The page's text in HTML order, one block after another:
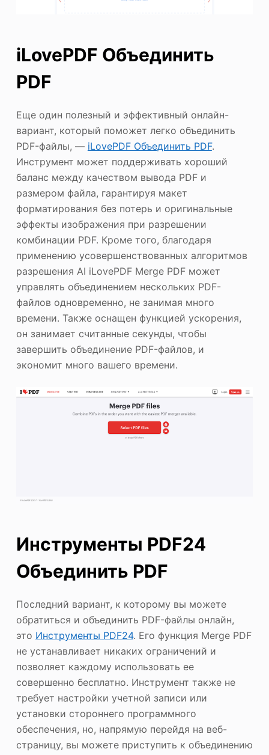
iLovePDF Объединить
PDF
Еще один полезный и эффективный онлайн-
вариант, который поможет легко объединить
PDF-файлы, — iLovePDF Объединить PDF.
Инструмент может поддерживать хороший
баланс между качеством вывода PDF и
размером файла, гарантируя макет
форматирования без потерь и оригинальные
эффекты изображения при разрешении
комбинации PDF. Кроме того, благодаря
применению усовершенствованных алгоритмов
разрешения AI iLovePDF Merge PDF может
управлять объединением нескольких PDF-
файлов одновременно, не занимая много
времени. Также оснащен функцией ускорения,
он занимает считанные секунды, чтобы
завершить объединение PDF-файлов, и
экономит много вашего времени.
Инструменты PDF24
Объединить PDF
Последний вариант, к которому вы можете
обратиться и объединить PDF-файлы онлайн,
это Инструменты PDF24. Его функция Merge PDF
не устанавливает никаких ограничений и
позволяет каждому использовать ее
совершенно бесплатно. Инструмент также не
требует настройки учетной записи или
установки стороннего программного
обеспечения, но, напрямую перейдя на веб-
страницу, вы можете приступить к объединению